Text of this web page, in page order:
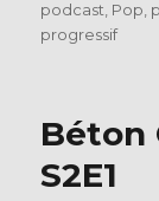
b
o
k
podcast, Pop,
progressif
Béton
S2E1